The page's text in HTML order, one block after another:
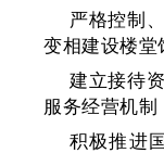
严格控制
变相建设楼堂
建立接待
服务经营机
积极推进